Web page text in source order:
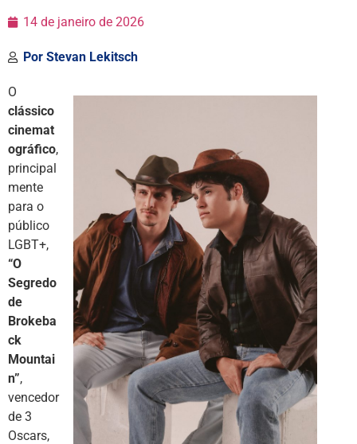
14 de janeiro de 2026
Por Stevan Lekitsch
O
clássico
cinemat
ográfico,
principal
mente
para o
público
LGBT+,
“O
Segredo
de
Brokeba
ck
Mountai
n”,
vencedor
de 3
Oscars,